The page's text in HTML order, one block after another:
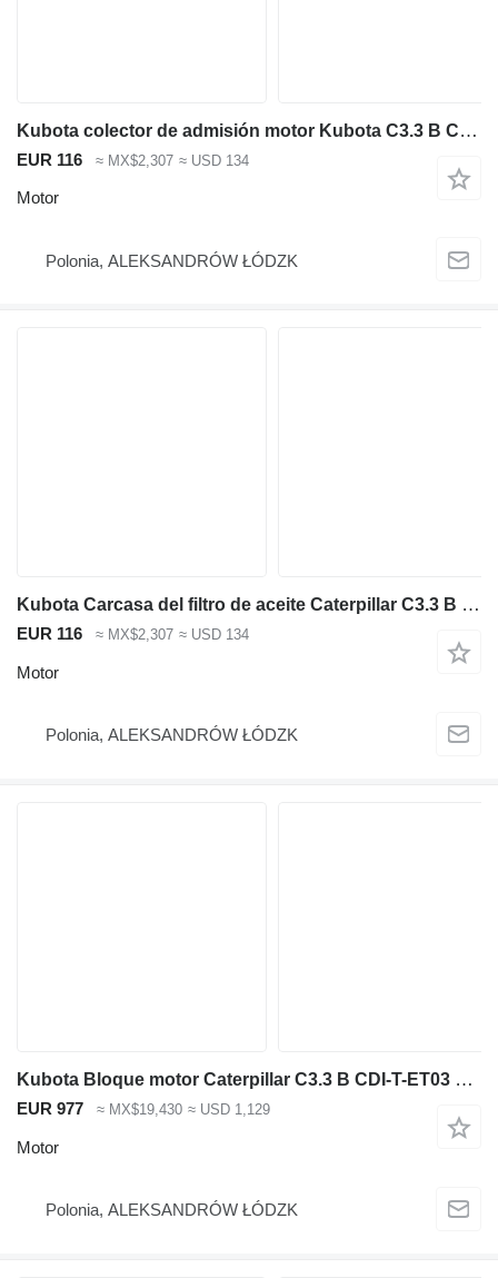
Kubota colector de admisión motor Kubota C3.3 B CDI-T-ET03 Caterpillar C3.3 B para maquinaria de construcción
EUR 116 ≈ MX$2,307 ≈ USD 134
Motor
Polonia, ALEKSANDRÓW ŁÓDZK
Kubota Carcasa del filtro de aceite Caterpillar C3.3 B CDI-T-ET03 Motor Kubota para maquinaria de construcción
EUR 116 ≈ MX$2,307 ≈ USD 134
Motor
Polonia, ALEKSANDRÓW ŁÓDZK
Kubota Bloque motor Caterpillar C3.3 B CDI-T-ET03 Kubota V3307 para maquinaria de construcción
EUR 977 ≈ MX$19,430 ≈ USD 1,129
Motor
Polonia, ALEKSANDRÓW ŁÓDZK